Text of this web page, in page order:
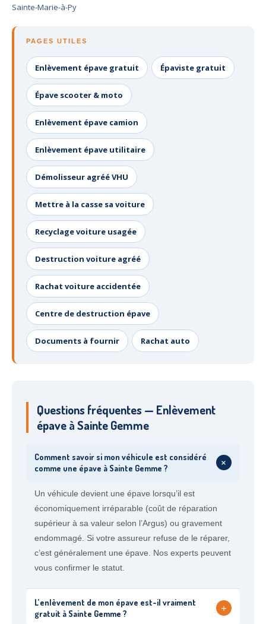
Sainte-Marie-à-Py
PAGES UTILES
Enlèvement épave gratuit Épaviste gratuit
Épave scooter & moto
Enlèvement épave camion
Enlèvement épave utilitaire
Démolisseur agréé VHU
Mettre à la casse sa voiture
Recyclage voiture usagée
Destruction voiture agréé
Rachat voiture accidentée
Centre de destruction épave
Documents à fournir Rachat auto
Questions fréquentes — Enlèvement
épave à Sainte Gemme
Comment savoir si mon véhicule est considéré
comme une épave à Sainte Gemme ?
+
Un véhicule devient une épave lorsqu’il est
économiquement irréparable (coût de réparation
supérieur à sa valeur selon l’Argus) ou gravement
endommagé. Si votre assureur refuse de le réparer,
c’est généralement une épave. Nos experts peuvent
vous confirmer le statut.
L’enlèvement de mon épave est-il vraiment
gratuit à Sainte Gemme ?
+